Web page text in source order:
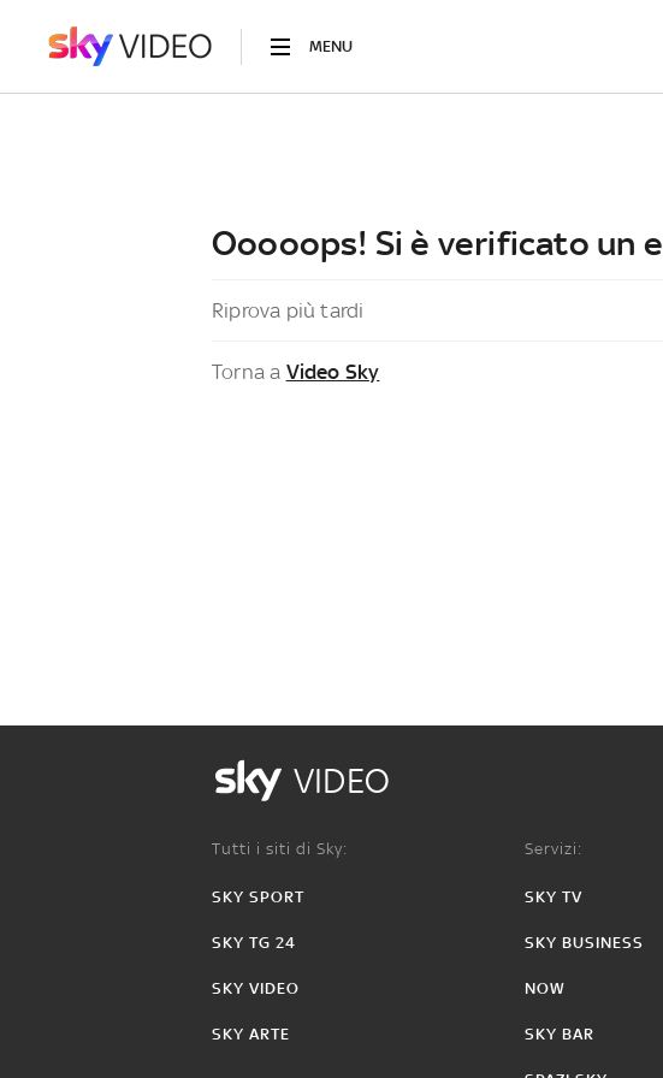
MENU
Ooooops! Si è verificato un
Riprova più tardi
Torna a Video Sky
VIDEO
Tutti i siti di Sky:
SKY SPORT
SKY TG 24
SKY VIDEO
SKY ARTE
Servizi:
SKY TV
SKY BUSINESS
NOW
SKY BAR